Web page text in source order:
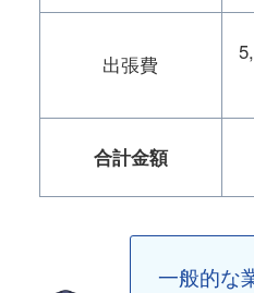
出張費
合計金額
一般的な